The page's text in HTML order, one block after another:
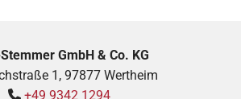
GmbH & Co. KG
1, 97877 Wertheim
 +49 9342 1294